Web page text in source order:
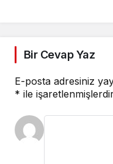
Bir Cevap Yaz
E-posta adresiniz
* ile